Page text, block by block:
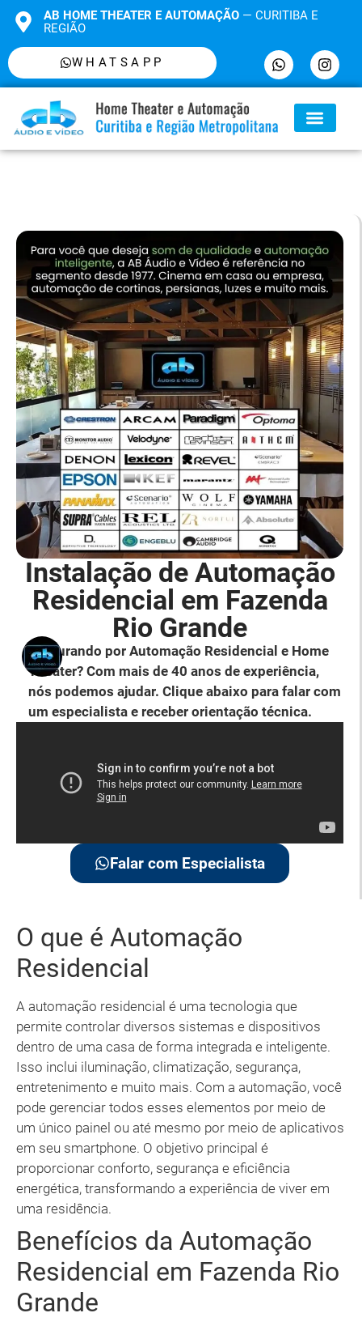
AB HOME THEATER E AUTOMAÇÃO— CURITIBA E
REGIÃO
WHATSAPP
Instalação de Automação
Residencial em Fazenda
Rio Grande
Procurando por Automação Residencial e Home
Theater? Com mais de 40 anos de experiência,
nós podemos ajudar. Clique abaixo para falar com
um especialista e receber orientação técnica.
Falar com Especialista
O que é Automação
Residencial
A automação residencial é uma tecnologia que
permite controlar diversos sistemas e dispositivos
dentro de uma casa de forma integrada e inteligente.
Isso inclui iluminação, climatização, segurança,
entretenimento e muito mais. Com a automação, você
pode gerenciar todos esses elementos por meio de
um único painel ou até mesmo por meio de aplicativos
em seu smartphone. O objetivo principal é
proporcionar conforto, segurança e eficiência
energética, transformando a experiência de viver em
uma residência.
Benefícios da Automação
Residencial em Fazenda Rio
Grande